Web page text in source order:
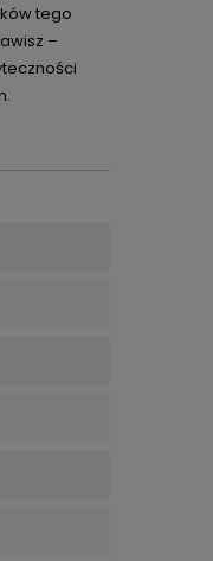
tego
–